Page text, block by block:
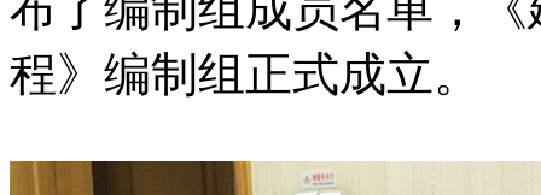
程》编制组正式成立。